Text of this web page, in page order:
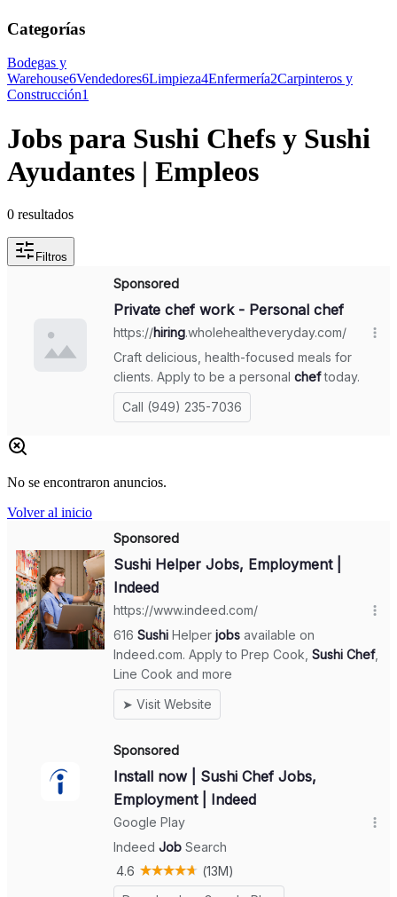
Categorías
Bodegas y
Warehouse6Vendedores6Limpieza4Enfermería2Carpinteros y
Construcción1
Jobs para Sushi Chefs y Sushi
Ayudantes | Empleos
0 resultados
Filtros
No se encontraron anuncios.
Volver al inicio